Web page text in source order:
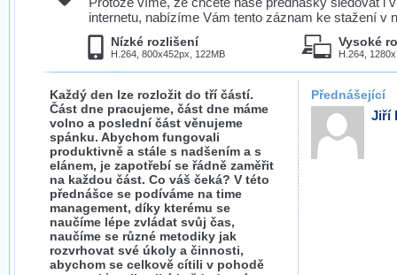
internetu, nabízíme Vám tento záznam ke stažení v
Nízké rozlišení
H.264, 800x452px, 122MB
Vysoké
H.264,
Každý den lze rozložit do tří částí.
Část dne pracujeme, část dne máme
volno a poslední část věnujeme
spánku. Abychom fungovali
produktivně a stále s nadšením a s
elánem, je zapotřebí se řádně zaměřit
na každou část. Co váš čeká? V této
přednášce se podíváme na time
management, díky kterému se
naučíme lépe zvládat svůj čas,
naučíme se různé metodiky jak
rozvrhovat své úkoly a činnosti,
abychom se celkově cítili v pohodě
Přednášející
Jiří